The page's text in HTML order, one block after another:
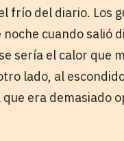
frío del diario. Los
cuando salió
sería el calor que
lado, al
era demasiado